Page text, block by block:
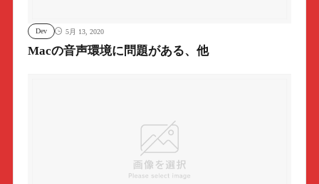
Dev 5月 13, 2020
Macの音声環境に問題がある、他